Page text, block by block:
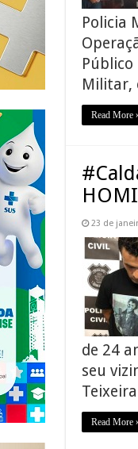
Policia
Público
Militar,
Read More
23 de
de 24
seu
Read More